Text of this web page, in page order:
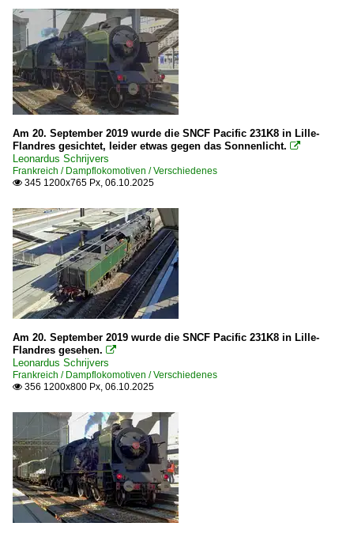
Am 20. September 2019 wurde die SNCF Pacific 231K8 in Lille-
Flandres gesichtet, leider etwas gegen das Sonnenlicht. 
Leonardus Schrijvers
Frankreich / Dampflokomotiven / Verschiedenes
 345 1200x765 Px, 06.10.2025
Am 20. September 2019 wurde die SNCF Pacific 231K8 in Lille-
Flandres gesehen. 
Leonardus Schrijvers
Frankreich / Dampflokomotiven / Verschiedenes
 356 1200x800 Px, 06.10.2025